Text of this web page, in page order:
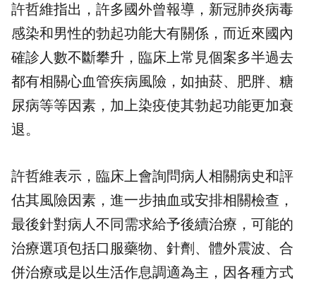
許哲維指出，許多國外曾報導，新冠肺炎病毒
感染和男性的勃起功能大有關係，而近來國內
確診人數不斷攀升，臨床上常見個案多半過去
都有相關心血管疾病風險，如抽菸、肥胖、糖
尿病等等因素，加上染疫使其勃起功能更加衰
退。
許哲維表示，臨床上會詢問病人相關病史和評
估其風險因素，進一步抽血或安排相關檢查，
最後針對病人不同需求給予後續治療，可能的
治療選項包括口服藥物、針劑、體外震波、合
併治療或是以生活作息調適為主，因各種方式